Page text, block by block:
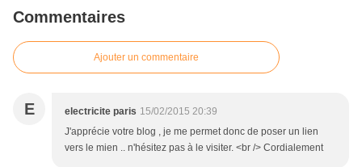
Commentaires
Ajouter un commentaire
E electricite paris 15/02/2015 20:39
J'apprécie votre blog , je me permet donc de poser un lien
vers le mien .. n'hésitez pas à le visiter. <br /> Cordialement